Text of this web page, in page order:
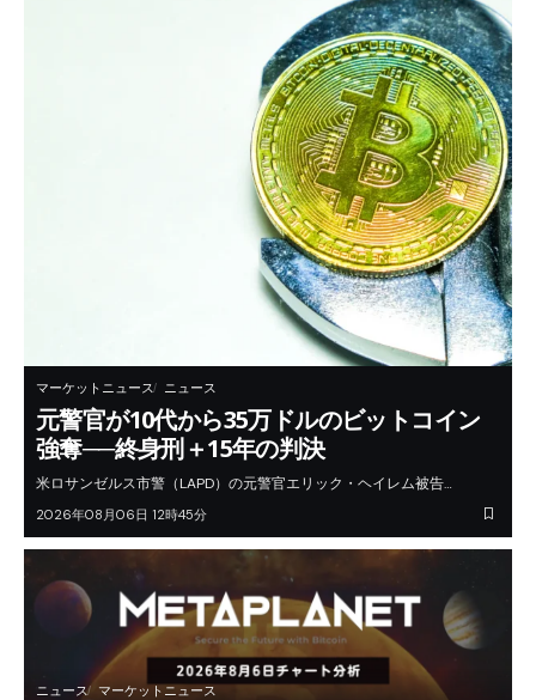
マーケットニュース ニュース
元警官が10代から35万ドルのビットコイン
強奪──終身刑＋15年の判決
米ロサンゼルス市警（LAPD）の元警官エリック・ヘイレム被告…
2026年08月06日 12時45分
ニュース マーケットニュース